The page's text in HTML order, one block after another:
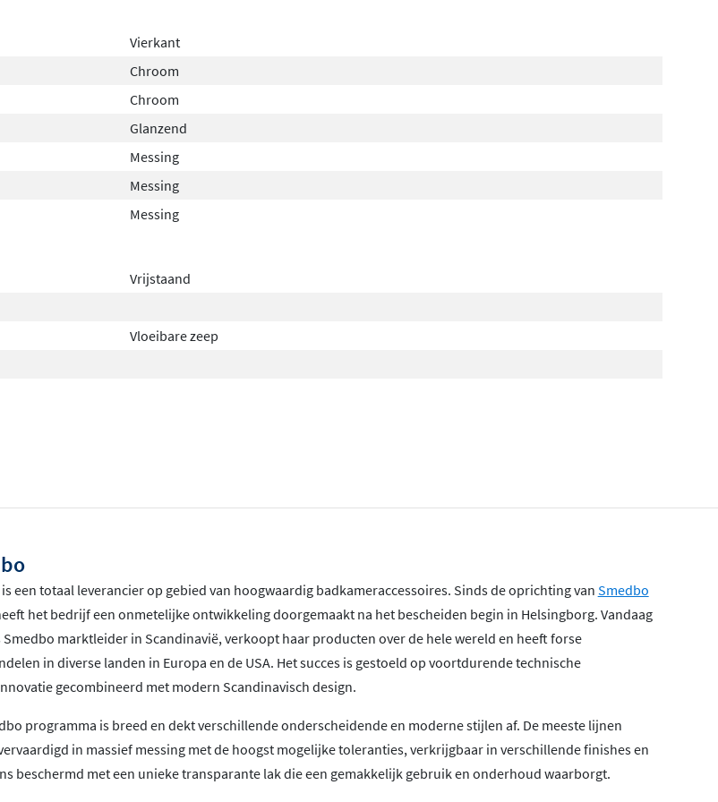
voldoende
Vierkant
Chroom
Chroom
Glanzend
Messing
Messing
Messing
Vrijstaand
Vloeibare zeep
een totaal leverancier op gebied van hoogwaardig badkameraccessoires. Sinds de oprichting van Smedbo
het bedrijf een onmetelijke ontwikkeling doorgemaakt na het bescheiden begin in Helsingborg. Vandaag
Smedbo marktleider in Scandinavië, verkoopt haar producten over de hele wereld en heeft forse
in diverse landen in Europa en de USA. Het succes is gestoeld op voortdurende technische
gecombineerd met modern Scandinavisch design.
programma is breed en dekt verschillende onderscheidende en moderne stijlen af. De meeste lijnen
in massief messing met de hoogst mogelijke toleranties, verkrijgbaar in verschillende finishes en
beschermd met een unieke transparante lak die een gemakkelijk gebruik en onderhoud waarborgt.